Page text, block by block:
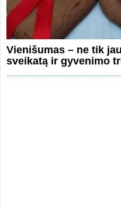
Vienišumas – ne tik
sveikatą ir gyvenimo